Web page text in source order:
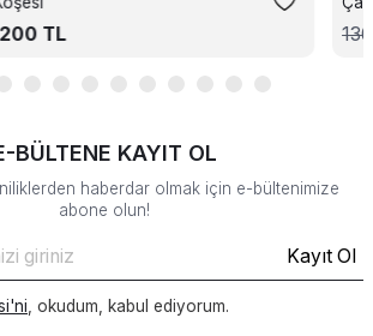
TL
BÜLTENE KAYIT OL
haberdar olmak için e-bültenimize
abone olun!
Kayıt Ol
, okudum, kabul ediyorum.